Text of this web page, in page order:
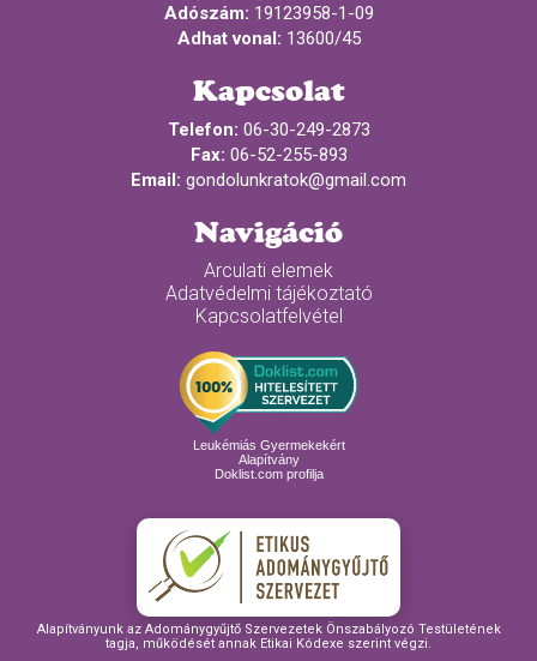
Adószám: 19123958-1-09
Adhat vonal: 13600/45
Kapcsolat
Telefon: 06-30-249-2873
Fax: 06-52-255-893
Email: gondolunkratok@gmail.com
Navigáció
Arculati elemek
Adatvédelmi tájékoztató
Kapcsolatfelvétel
Leukémiás Gyermekekért
Alapítvány
Doklist.com profilja
Alapítványunk az Adománygyűjtő Szervezetek Önszabályozó Testületének
tagja, működését annak Etikai Kódexe szerint végzi.